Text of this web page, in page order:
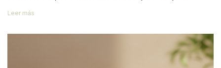
(SEC). El nombre suena técnico, pero su función es simple:
Leer más